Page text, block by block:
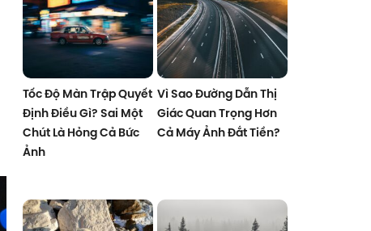
Tốc Độ Màn Trập Quyết
Định Điều Gì? Sai Một
Chút Là Hỏng Cả Bức
Ảnh
Vì Sao Đường Dẫn Thị
Giác Quan Trọng Hơn
Cả Máy Ảnh Đắt Tiền?